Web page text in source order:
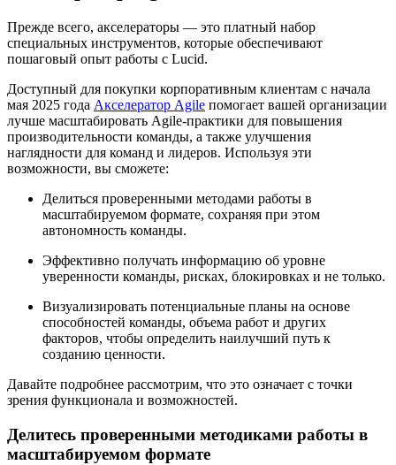
Прежде всего, акселераторы — это платный набор
специальных инструментов, которые обеспечивают
пошаговый опыт работы с Lucid.
Доступный для покупки корпоративным клиентам с начала
мая 2025 года Акселератор Agile помогает вашей организации
лучше масштабировать Agile-практики для повышения
производительности команды, а также улучшения
наглядности для команд и лидеров. Используя эти
возможности, вы сможете:
Делиться проверенными методами работы в
масштабируемом формате, сохраняя при этом
автономность команды.
Эффективно получать информацию об уровне
уверенности команды, рисках, блокировках и не только.
Визуализировать потенциальные планы на основе
способностей команды, объема работ и других
факторов, чтобы определить наилучший путь к
созданию ценности.
Давайте подробнее рассмотрим, что это означает с точки
зрения функционала и возможностей.
Делитесь проверенными методиками работы в
масштабируемом формате